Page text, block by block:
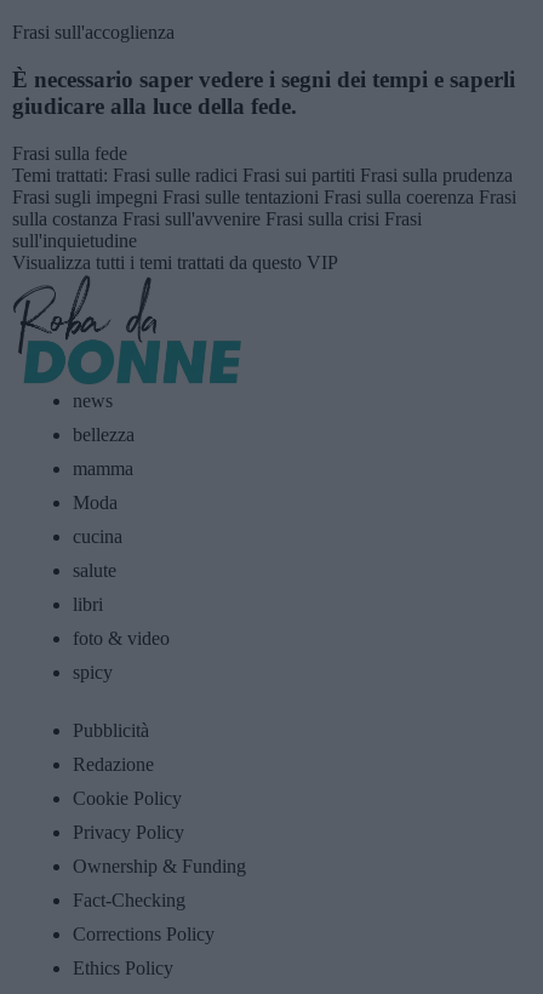
Frasi sull'accoglienza
È necessario saper vedere i segni dei tempi e saperli
giudicare alla luce della fede.
Frasi sulla fede
Temi trattati: Frasi sulle radici Frasi sui partiti Frasi sulla prudenza
Frasi sugli impegni Frasi sulle tentazioni Frasi sulla coerenza Frasi
sulla costanza Frasi sull'avvenire Frasi sulla crisi Frasi
sull'inquietudine
Visualizza tutti i temi trattati da questo VIP
news
bellezza
mamma
Moda
cucina
salute
libri
foto & video
spicy
Pubblicità
Redazione
Cookie Policy
Privacy Policy
Ownership & Funding
Fact-Checking
Corrections Policy
Ethics Policy